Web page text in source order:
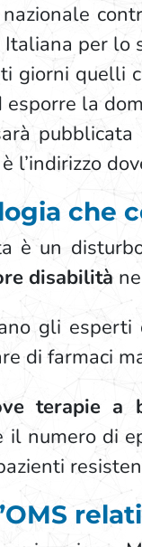
Italiana per
giorni quelli
esporre la
l’indirizzo
che
è un
disabilità
gli
di farmaci
terapie a
il numero di